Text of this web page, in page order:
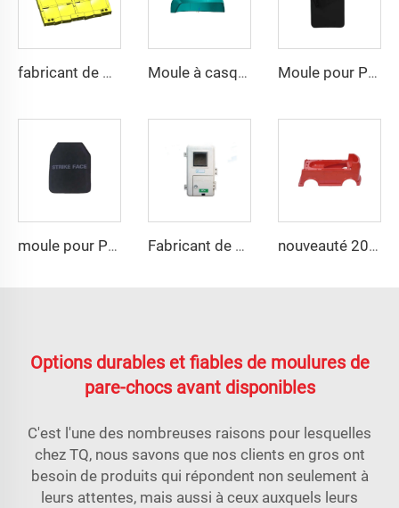
fabricant de moules de gilets pare-balles militaires Moule à casque nouvelle tendance de haute qualité Hautement poli Moule composite en plastique pour casque de compression Moule pour Plaque d'Armure UHMWPE Moule pour Plaque de Gilet Moulage par Compression Fabricant de Moules d'Armure en PE
moule pour Plaque d'Armure Corporelle à 2/4/8/16 Cavités UHMWPE Moule pour Plaque en Fibre d'Aramide Moulage par Compression Fabricant de Moules Fabricant de moules pour boîtes à compteurs en SMC et BMC nouveauté 2024 jouets en plastique moulé de qualité premium
Options durables et fiables de moulures de
pare-chocs avant disponibles
C'est l'une des nombreuses raisons pour lesquelles
chez TQ, nous savons que nos clients en gros ont
besoin de produits qui répondent non seulement à
leurs attentes, mais aussi à ceux auxquels leurs